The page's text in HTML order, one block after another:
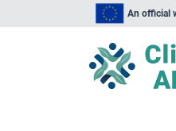
An official